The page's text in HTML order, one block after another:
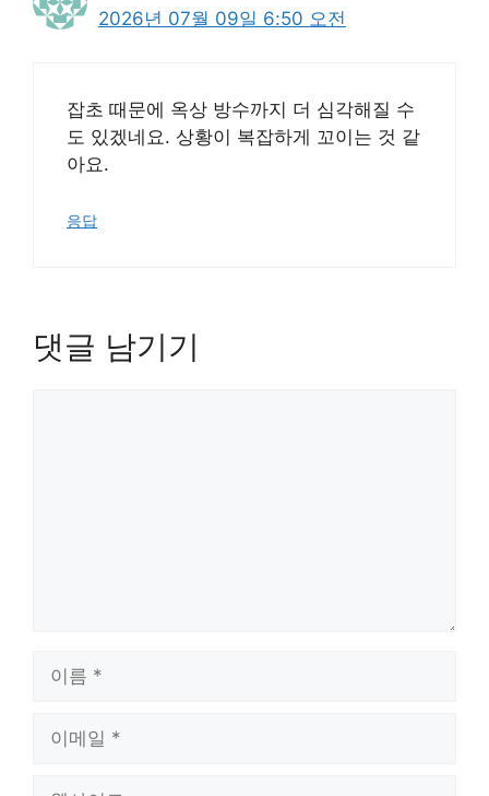
2026년 07월 09일 6:50 오전
잡초 때문에 옥상 방수까지 더 심각해질 수
도 있겠네요. 상황이 복잡하게 꼬이는 것 같
아요.
응답
댓글 남기기